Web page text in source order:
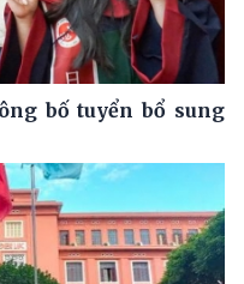
bố tuyển bổ sung